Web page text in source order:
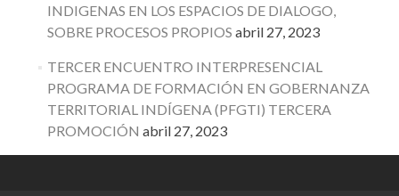
INDIGENAS EN LOS ESPACIOS DE DIALOGO,
SOBRE PROCESOS PROPIOS abril 27, 2023
TERCER ENCUENTRO INTERPRESENCIAL
PROGRAMA DE FORMACIÓN EN GOBERNANZA
TERRITORIAL INDÍGENA (PFGTI) TERCERA
PROMOCIÓN abril 27, 2023